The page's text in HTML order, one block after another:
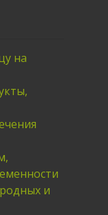
на
и